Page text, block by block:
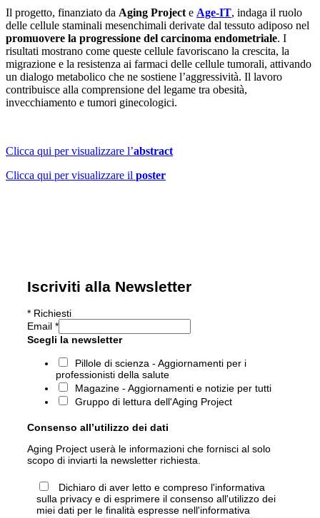
Il progetto, finanziato da Aging Project e Age-IT, indaga il ruolo
delle cellule staminali mesenchimali derivate dal tessuto adiposo nel
promuovere la progressione del carcinoma endometriale. I
risultati mostrano come queste cellule favoriscano la crescita, la
migrazione e la resistenza ai farmaci delle cellule tumorali, attivando
un dialogo metabolico che ne sostiene l’aggressività. Il lavoro
contribuisce alla comprensione del legame tra obesità,
invecchiamento e tumori ginecologici.
Clicca qui per visualizzare l’abstract
Clicca qui per visualizzare il poster
Iscriviti alla Newsletter
* Richiesti
Email *
Scegli la newsletter
Pillole di scienza - Aggiornamenti per i
professionisti della salute
Magazine - Aggiornamenti e notizie per tutti
Gruppo di lettura dell'Aging Project
Consenso all’utilizzo dei dati
Aging Project userà le informazioni che fornisci al solo
scopo di inviarti la newsletter richiesta.
Dichiaro di aver letto e compreso l'informativa
sulla privacy e di esprimere il consenso all'utilizzo dei
miei dati per le finalità espresse nell'informativa